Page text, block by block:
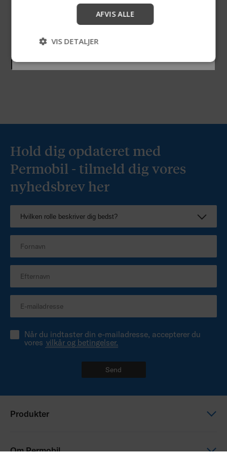
Ressourcer
Hold dig opdateret med
Permobil - tilmeld dig vores
nyhedsbrev her
Når du indtaster din e-mailadresse, accepterer du
vores vilkår og betingelser.
Send
Produkter
Om Permobil
Start
Spring over
AFVIS ALLE
VIS DETALJER